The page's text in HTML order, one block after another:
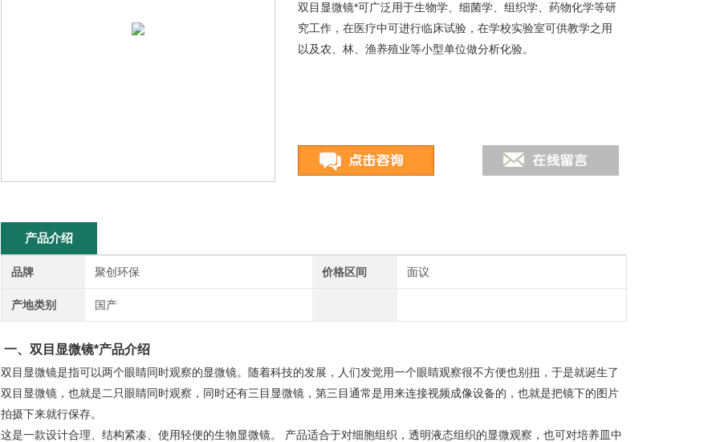
双目显微镜*可广泛用于生物学、细菌学、组织学、药物化学等研
究工作，在医疗中可进行临床试验，在学校实验室可供教学之用
以及农、林、渔养殖业等小型单位做分析化验。
产品介绍
品牌 聚创环保 价格区间 面议
产地类别 国产
一、双目显微镜*产品介绍
双目显微镜是指可以两个眼睛同时观察的显微镜。随着科技的发展，人们发觉用一个眼睛观察很不方便也别扭，于是就诞生了
双目显微镜，也就是二只眼睛同时观察，同时还有三目显微镜，第三目通常是用来连接视频成像设备的，也就是把镜下的图片
拍摄下来就行保存。
这是一款设计合理、结构紧凑、使用轻便的生物显微镜。 产品适合于对细胞组织，透明液态组织的显微观察，也可对培养皿中